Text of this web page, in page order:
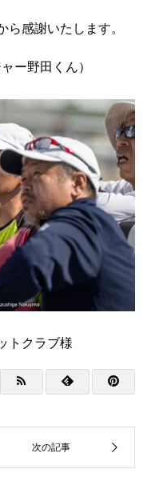
感謝いたします。
ー野田くん）
トクラブ様